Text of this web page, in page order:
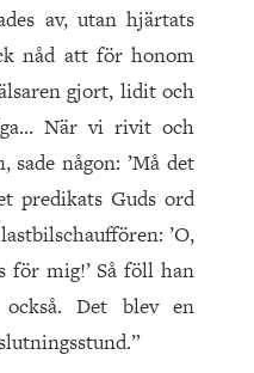
av, utan hjärtats
nåd att för honom
gjort, lidit och
När vi rivit och
sade någon: ’Må det
predikats Guds ord
’O,
för mig!’ Så föll han
Det blev en